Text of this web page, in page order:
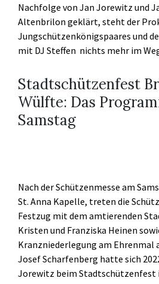
Nachfolge von Jan Jorewitz und
Altenbrilon geklärt, steht der
Jungschützenkönigspaares und
mit DJ Steffen nichts mehr im
Stadtschützenfest
Wülfte: Das
Samstag
Nach der Schützenmesse am
St. Anna Kapelle, treten die
Festzug mit dem amtierenden
Kristen und Franziska Heinen
Kranzniederlegung am Ehrenmal
Josef Scharfenberg hatte sich
Jorewitz beim Stadtschützenfest